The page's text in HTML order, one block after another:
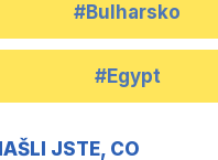
#Bulharsko
#Egypt
JSTE, CO